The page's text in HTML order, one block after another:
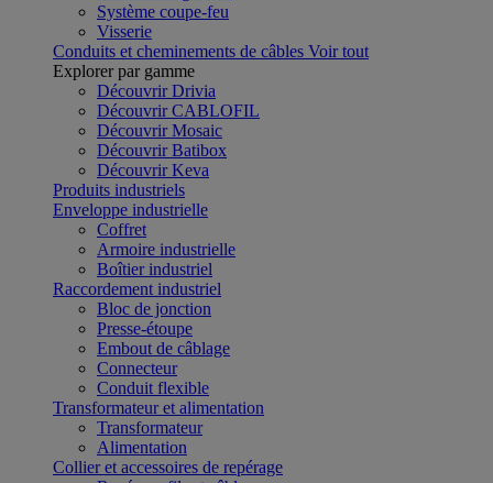
Système coupe-feu
Visserie
Conduits et cheminements de câbles Voir tout
Explorer par gamme
Découvrir Drivia
Découvrir CABLOFIL
Découvrir Mosaic
Découvrir Batibox
Découvrir Keva
Produits industriels
Enveloppe industrielle
Coffret
Armoire industrielle
Boîtier industriel
Raccordement industriel
Bloc de jonction
Presse-étoupe
Embout de câblage
Connecteur
Conduit flexible
Transformateur et alimentation
Transformateur
Alimentation
Collier et accessoires de repérage